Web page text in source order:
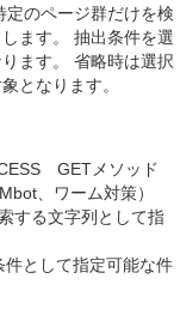
のページ群だけを検
ます。 抽出条件を選
ます。 省略時は選択
となります。
GETメソッド
、ワーム対策）
する文字列として指
として指定可能な件